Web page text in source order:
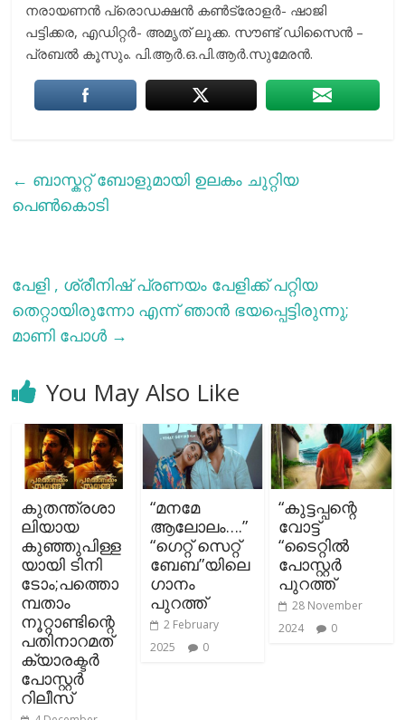
നരായണൻ പ്രൊഡക്ഷന്‍ കണ്‍ട്രോളര്‍- ഷാജി
പട്ടിക്കര, എഡിറ്റര്‍- അമൃത് ലൂക്ക. സൗണ്ട് ഡിസൈൻ –
പ്രബൽ കൂസും. പി.ആർ.ഒ.പി.ആർ.സുമേരൻ.
← ബാസ്കറ്റ് ബോളുമായി ഉലകം ചുറ്റിയ
പെണ്‍കൊടി
പേളി , ശ്രീനിഷ് പ്രണയം പേളിക്ക് പറ്റിയ
തെറ്റായിരുന്നോ എന്ന് ഞാൻ ഭയപ്പെട്ടിരുന്നു;
മാണി പോള്‍ →
You May Also Like
കുതന്ത്രശാ
ലിയായ
കുഞ്ഞുപിള്ള
യായി ടിനി
ടോം;പത്തൊ
മ്പതാം
നൂറ്റാണ്ടിന്റെ
പതിനാറമത്
ക്യാരക്ടർ
പോസ്റ്റർ
റിലീസ്
“മനമേ
ആലോലം….”
“ഗെറ്റ് സെറ്റ്
ബേബ”യിലെ
ഗാനം
പുറത്ത്
2 February
2025
0
“കുട്ടപ്പന്റെ
വോട്ട്
“ടൈറ്റിൽ
പോസ്റ്റർ
പുറത്ത്
28 November
2024
0